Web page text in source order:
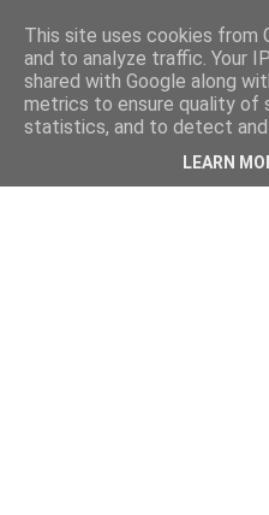
This site uses cookies from
and to analyze traffic. Your
shared with Google along
metrics to ensure quality of
statistics, and to detect and
LEARN